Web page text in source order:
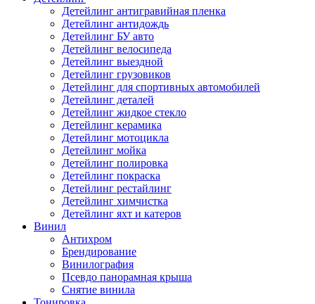
Детейлинг антигравийная пленка
Детейлинг антидождь
Детейлинг БУ авто
Детейлинг велосипеда
Детейлинг выездной
Детейлинг грузовиков
Детейлинг для спортивных автомобилей
Детейлинг деталей
Детейлинг жидкое стекло
Детейлинг керамика
Детейлинг мотоцикла
Детейлинг мойка
Детейлинг полировка
Детейлинг покраска
Детейлинг рестайлинг
Детейлинг химчистка
Детейлинг яхт и катеров
Винил
Антихром
Брендирование
Винилография
Псевдо панорамная крыша
Снятие винила